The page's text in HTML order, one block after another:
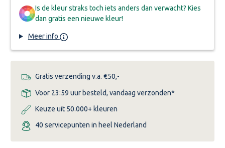
1
LITER
1
LITER
Is de kleur straks toch iets anders dan verwacht? Kies
dan gratis een nieuwe kleur!
Meer info
Gratis verzending v.a. €50,-
Voor 23:59 uur besteld, vandaag verzonden*
Keuze uit 50.000+ kleuren
40 servicepunten in heel Nederland